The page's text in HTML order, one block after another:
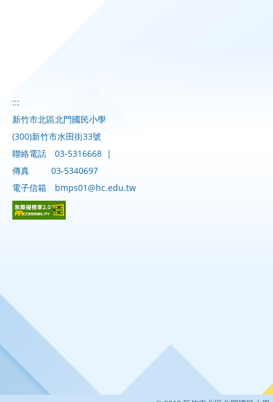
:::
新竹市北區北門國民小學
(300)新竹市水田街33號
聯絡電話
03-5316668 |
傳真
03-5340697
電子信箱
bmps01@hc.edu.tw